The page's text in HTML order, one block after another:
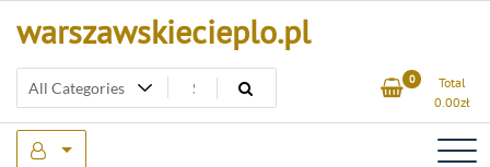
warszawskiecieplo.pl
0
Total
0.00zł